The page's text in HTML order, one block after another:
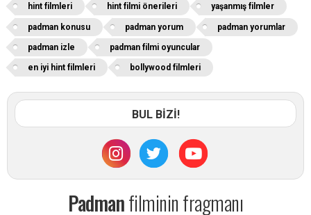
hint filmleri hint filmi önerileri yaşanmış filmler
padman konusu padman yorum padman yorumlar
padman izle padman filmi oyuncular
en iyi hint filmleri bollywood filmleri
BUL BİZİ!
Padmanfilminin fragmanı